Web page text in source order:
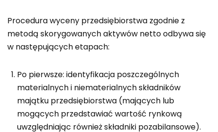
Procedura wyceny przedsiębiorstwa zgodnie z
metodą skorygowanych aktywów netto odbywa się
w następujących etapach:
Po pierwsze: identyfikacja poszczególnych
materialnych i niematerialnych składników
majątku przedsiębiorstwa (mających lub
mogących przedstawiać wartość rynkową
uwzględniając również składniki pozabilansowe).